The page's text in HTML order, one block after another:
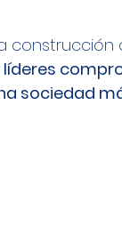
construcción
líderes
sociedad